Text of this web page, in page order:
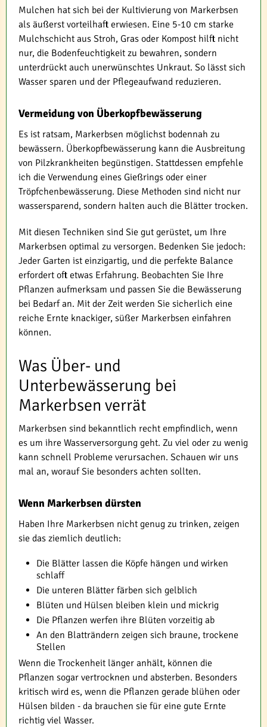
Mulchen hat sich bei der Kultivierung von Markerbsen
als äußerst vorteilhaft erwiesen. Eine 5-10 cm starke
Mulchschicht aus Stroh, Gras oder Kompost hilft nicht
nur, die Bodenfeuchtigkeit zu bewahren, sondern
unterdrückt auch unerwünschtes Unkraut. So lässt sich
Wasser sparen und der Pflegeaufwand reduzieren.
Vermeidung von Überkopfbewässerung
Es ist ratsam, Markerbsen möglichst bodennah zu
bewässern. Überkopfbewässerung kann die Ausbreitung
von Pilzkrankheiten begünstigen. Stattdessen empfehle
ich die Verwendung eines Gießrings oder einer
Tröpfchenbewässerung. Diese Methoden sind nicht nur
wassersparend, sondern halten auch die Blätter trocken.
Mit diesen Techniken sind Sie gut gerüstet, um Ihre
Markerbsen optimal zu versorgen. Bedenken Sie jedoch:
Jeder Garten ist einzigartig, und die perfekte Balance
erfordert oft etwas Erfahrung. Beobachten Sie Ihre
Pflanzen aufmerksam und passen Sie die Bewässerung
bei Bedarf an. Mit der Zeit werden Sie sicherlich eine
reiche Ernte knackiger, süßer Markerbsen einfahren
können.
Was Über- und
Unterbewässerung bei
Markerbsen verrät
Markerbsen sind bekanntlich recht empfindlich, wenn
es um ihre Wasserversorgung geht. Zu viel oder zu wenig
kann schnell Probleme verursachen. Schauen wir uns
mal an, worauf Sie besonders achten sollten.
Wenn Markerbsen dürsten
Haben Ihre Markerbsen nicht genug zu trinken, zeigen
sie das ziemlich deutlich:
Die Blätter lassen die Köpfe hängen und wirken
schlaff
Die unteren Blätter färben sich gelblich
Blüten und Hülsen bleiben klein und mickrig
Die Pflanzen werfen ihre Blüten vorzeitig ab
An den Blatträndern zeigen sich braune, trockene
Stellen
Wenn die Trockenheit länger anhält, können die
Pflanzen sogar vertrocknen und absterben. Besonders
kritisch wird es, wenn die Pflanzen gerade blühen oder
Hülsen bilden - da brauchen sie für eine gute Ernte
richtig viel Wasser.